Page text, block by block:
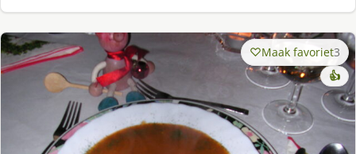
Maak favoriet3
👍